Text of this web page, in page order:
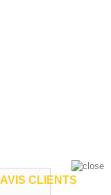
AVIS CLIENTS